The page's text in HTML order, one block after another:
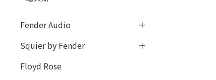
Fender Audio
Squier by Fender
Floyd Rose